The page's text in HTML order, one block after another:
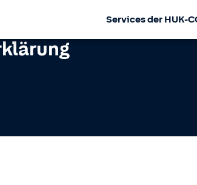
Services der HUK-